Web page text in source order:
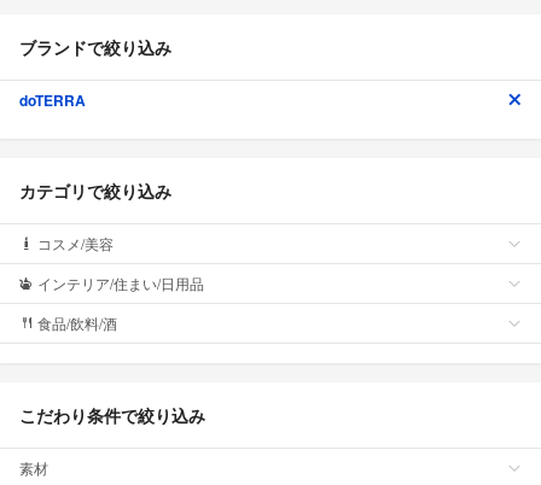
ブランドで絞り込み
doTERRA
カテゴリで絞り込み
コスメ/美容
インテリア/住まい/日用品
食品/飲料/酒
こだわり条件で絞り込み
素材